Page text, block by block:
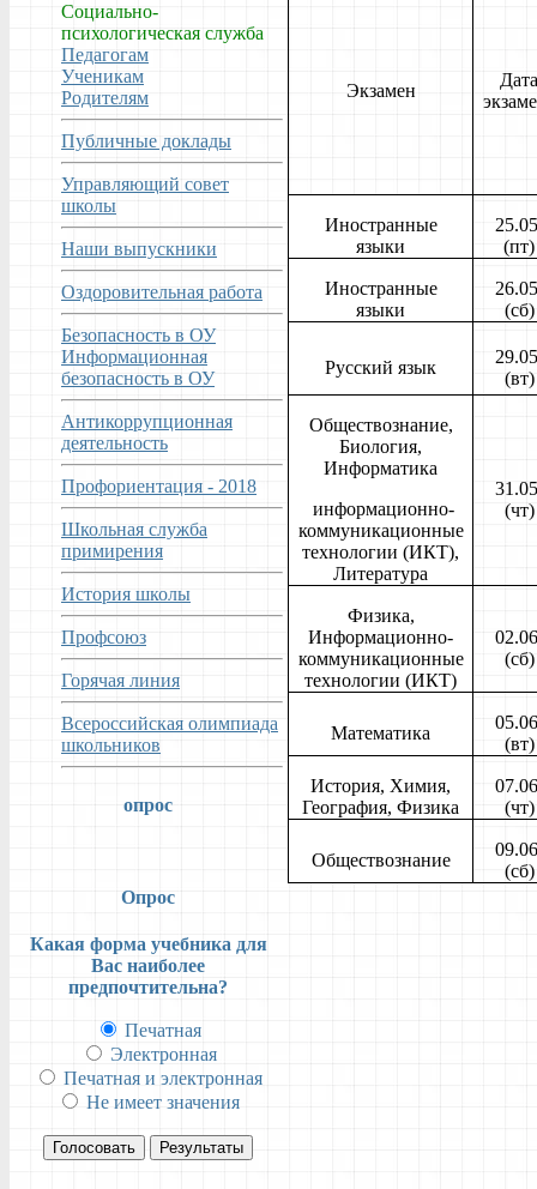
Социально-
психологическая служба
Педагогам
Ученикам
Родителям
Публичные доклады
Управляющий совет
школы
Наши выпускники
Оздоровительная работа
Безопасность в ОУ
Информационная
безопасность в ОУ
Антикоррупционная
деятельность
Профориентация - 2018
Школьная служба
примирения
История школы
Профсоюз
Горячая линия
Всероссийская олимпиада
школьников
опрос
Опрос
Какая форма учебника для
Вас наиболее
предпочтительна?
Печатная
Электронная
Печатная и электронная
Не имеет значения
Голосовать Результаты
Экзамен
Дата
Иностранные
языки
(пт)
Иностранные
языки
(сб)
Русский язык
(вт)
Обществознание,
Биология,
Информатика
информационно-
коммуникационные
технологии (ИКТ),
Литература
(чт)
Физика,
Информационно-
коммуникационные
технологии (ИКТ)
(сб)
Математика
(вт)
История, Химия,
География, Физика
(чт)
Обществознание
(сб)